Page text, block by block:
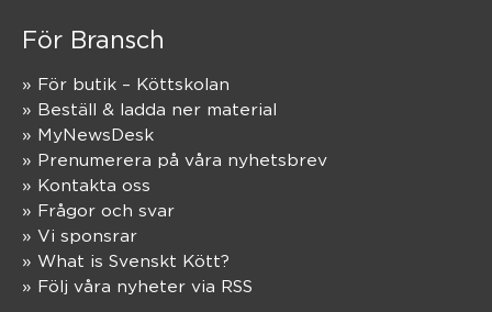
För Bransch
» För butik – Köttskolan
» Beställ & ladda ner material
» MyNewsDesk
» Prenumerera på våra nyhetsbrev
» Kontakta oss
» Frågor och svar
» Vi sponsrar
» What is Svenskt Kött?
» Följ våra nyheter via RSS